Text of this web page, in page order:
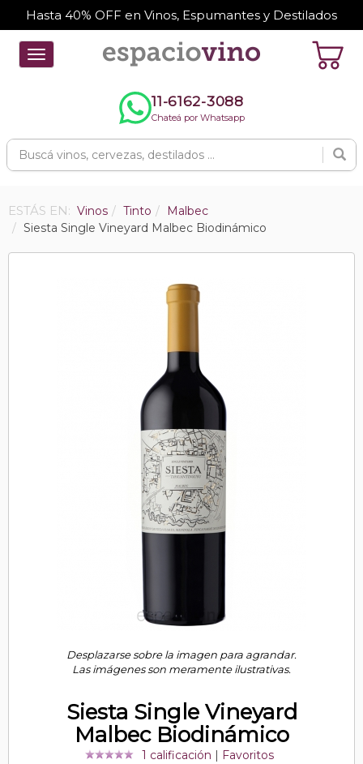
Hasta 40% OFF en Vinos, Espumantes y Destilados
Toggle
navigation
11-6162-3088
Chateá por Whatsapp
ESTÁS EN: Vinos Tinto
Malbec
Siesta Single Vineyard Malbec Biodinámico
Desplazarse sobre la imagen para agrandar.
Las imágenes son meramente ilustrativas.
Siesta Single Vineyard
Malbec Biodinámico
1 calificación Favoritos